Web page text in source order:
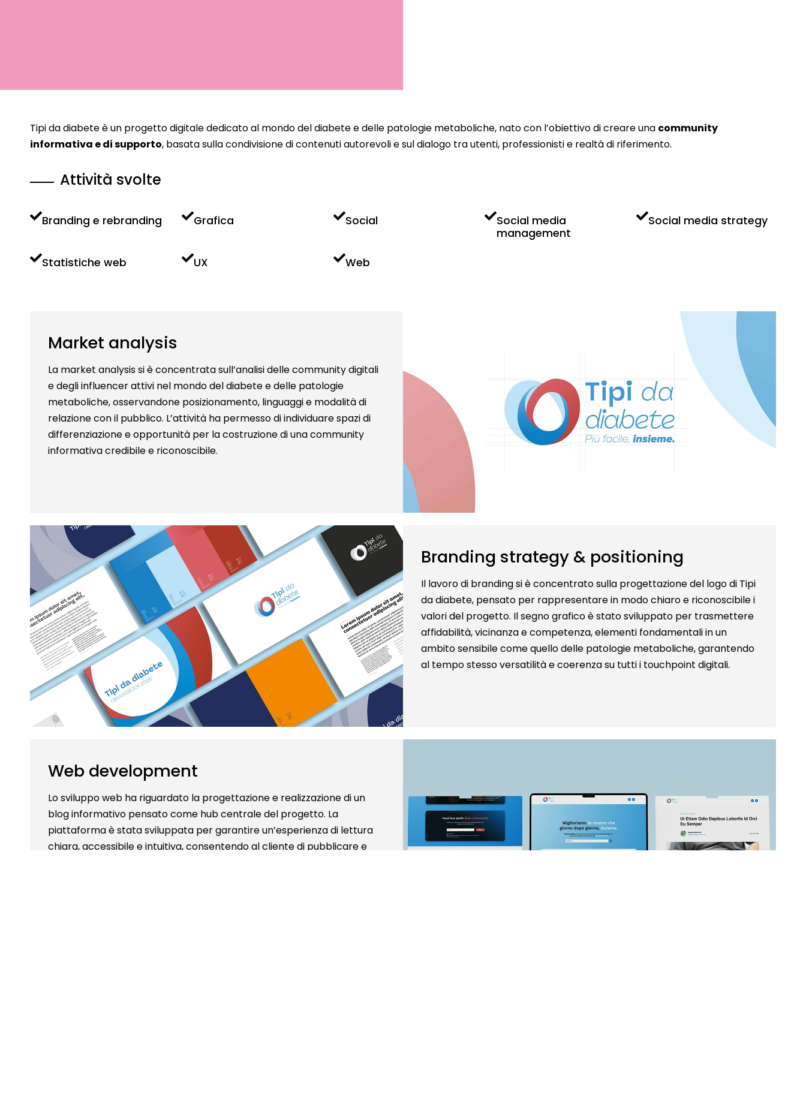
Tipi da diabete è un progetto digitale dedicato al mondo del diabete e delle patologie metaboliche, nato con l’obiettivo di creare una community
informativa e di supporto, basata sulla condivisione di contenuti autorevoli e sul dialogo tra utenti, professionisti e realtà di riferimento.
Attività svolte
Branding e rebranding Grafica Social
Social media
management
Social media strategy
Statistiche web UX Web
Market analysis
La market analysis si è concentrata sull’analisi delle community digitali
e degli influencer attivi nel mondo del diabete e delle patologie
metaboliche, osservandone posizionamento, linguaggi e modalità di
relazione con il pubblico. L’attività ha permesso di individuare spazi di
differenziazione e opportunità per la costruzione di una community
informativa credibile e riconoscibile.
Branding strategy & positioning
Il lavoro di branding si è concentrato sulla progettazione del logo di Tipi
da diabete, pensato per rappresentare in modo chiaro e riconoscibile i
valori del progetto. Il segno grafico è stato sviluppato per trasmettere
affidabilità, vicinanza e competenza, elementi fondamentali in un
ambito sensibile come quello delle patologie metaboliche, garantendo
al tempo stesso versatilità e coerenza su tutti i touchpoint digitali.
Web development
Lo sviluppo web ha riguardato la progettazione e realizzazione di un
blog informativo pensato come hub centrale del progetto. La
piattaforma è stata sviluppata per garantire un’esperienza di lettura
chiara, accessibile e intuitiva, consentendo al cliente di pubblicare e